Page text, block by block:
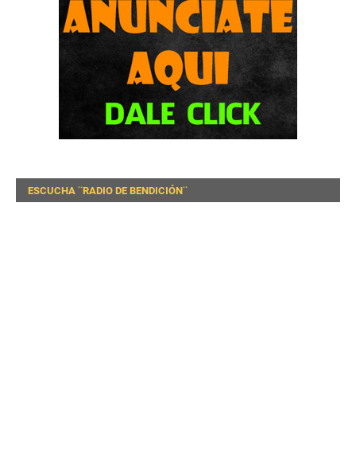
ESCUCHA ¨RADIO DE BENDICIÓN¨